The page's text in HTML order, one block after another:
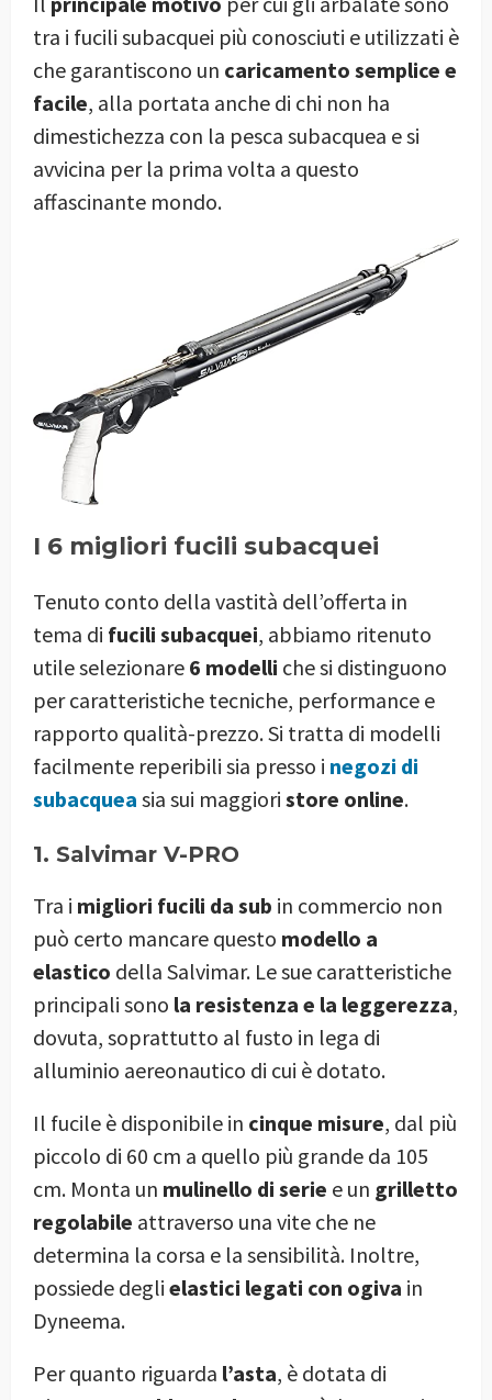
tra i fucili subacquei più conosciuti e utilizzati è
che garantiscono un caricamento semplice e
facile, alla portata anche di chi non ha
dimestichezza con la pesca subacquea e si
avvicina per la prima volta a questo
affascinante mondo.
I 6 migliori fucili subacquei
Tenuto conto della vastità dell’offerta in
tema di fucili subacquei, abbiamo ritenuto
utile selezionare 6 modelli che si distinguono
per caratteristiche tecniche, performance e
rapporto qualità-prezzo. Si tratta di modelli
facilmente reperibili sia presso i negozi di
subacquea sia sui maggiori store online.
1. Salvimar V-PRO
Tra i migliori fucili da sub in commercio non
può certo mancare questo modello a
elastico della Salvimar. Le sue caratteristiche
principali sono la resistenza e la leggerezza,
dovuta, soprattutto al fusto in lega di
alluminio aereonautico di cui è dotato.
Il fucile è disponibile in cinque misure, dal più
piccolo di 60 cm a quello più grande da 105
cm. Monta un mulinello di serie e un grilletto
regolabile attraverso una vite che ne
determina la corsa e la sensibilità. Inoltre,
possiede degli elastici legati con ogiva in
Dyneema.
Per quanto riguarda l’asta, è dotata di